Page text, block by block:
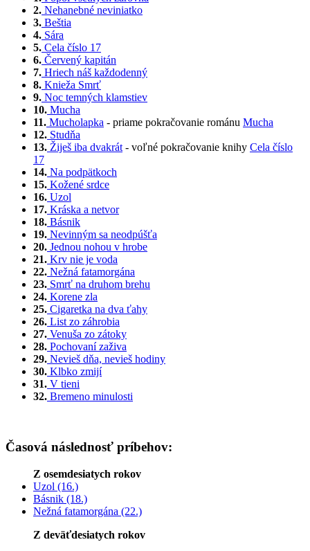
2. Nehanebné neviniatko
3. Beštia
4. Sára
5. Cela číslo 17
6. Červený kapitán
7. Hriech náš každodenný
8. Knieža Smrť
9. Noc temných klamstiev
10. Mucha
11. Mucholapka - priame pokračovanie románu Mucha
12. Studňa
13. Žiješ iba dvakrát - voľné pokračovanie knihy Cela číslo
17
14. Na podpätkoch
15. Kožené srdce
16. Uzol
17. Kráska a netvor
18. Básnik
19. Nevinným sa neodpúšťa
20. Jednou nohou v hrobe
21. Krv nie je voda
22. Nežná fatamorgána
23. Smrť na druhom brehu
24. Korene zla
25. Cigaretka na dva ťahy
26. List zo záhrobia
27. Venuša zo zátoky
28. Pochovaní zaživa
29. Nevieš dňa, nevieš hodiny
30. Klbko zmijí
31. V tieni
32. Bremeno minulosti
Časová následnosť príbehov:
Z osemdesiatych rokov
Uzol (16.)
Básnik (18.)
Nežná fatamorgána (22.)
Z deväťdesiatych rokov